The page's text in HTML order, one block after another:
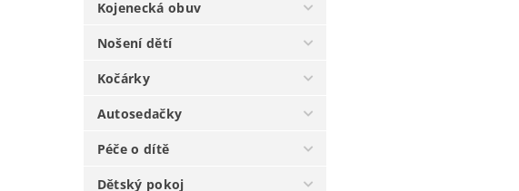
Kojenecká obuv
Nošení dětí
Kočárky
Autosedačky
Péče o dítě
Dětský pokoj